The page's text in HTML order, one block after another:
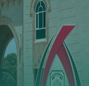
البرامج الاكاديمية
خدمات الطالب